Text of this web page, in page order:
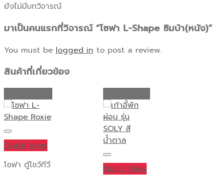
ยังไม่มีบทวิจารณ์
มาเป็นคนแรกที่วิจารณ์ “โซฟา L-Shape ซิมบ้า(หนัง)”
You must be logged in to post a review.
สินค้าที่เกี่ยวข้อง
Quick View
โซฟา ตู้โชว์ทีวี
Quick View